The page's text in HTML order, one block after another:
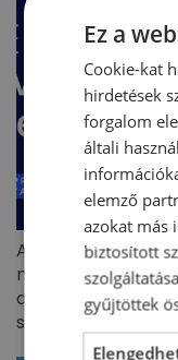
A CEE
milliárd eurós
a befektetők
stratégiával
Ez a
Cookie-kat
hirdetések
forgalom
általi
elemző
azokat más
biztosított
gyűjtöttek